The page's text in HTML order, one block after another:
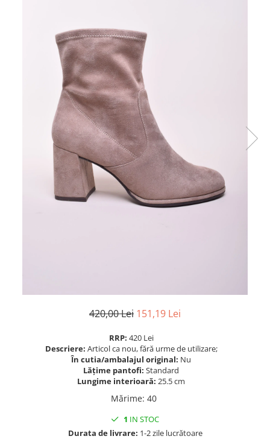
420,00 Lei 151,19 Lei
RRP: 420 Lei
Descriere: Articol ca nou, fără urme de utilizare;
În cutia/ambalajul original: Nu
Lățime pantofi: Standard
Lungime interioară: 25.5 cm
Mărime: 40
1 IN STOC
Durata de livrare: 1-2 zile lucrătoare